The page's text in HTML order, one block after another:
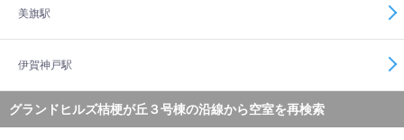
美旗駅
伊賀神戸駅
グランドヒルズ桔梗が丘３号棟の沿線から空室を再検索